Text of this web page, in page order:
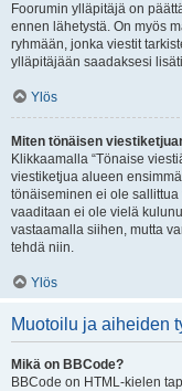
Foorumin ylläpitäjä on
ennen lähetystä. On myös
ryhmään, jonka viestit
ylläpitäjään saadaksesi
Ylös
Miten tönäisen
Klikkaamalla “Tönaise
viestiketjua alueen
tönäiseminen ei ole
vaaditaan ei ole vielä
vastaamalla siihen, mutta
tehdä niin.
Ylös
Muotoilu ja aiheiden
Mikä on BBCode?
BBCode on HTML-kielen